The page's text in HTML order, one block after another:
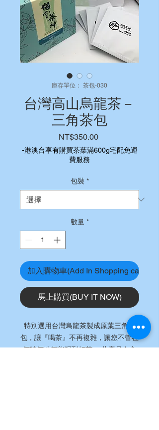
庫存單位： 茶包-030
台灣高山烏龍茶－
三角茶包
NT$350.00價
格
-港澳台享有購買茶葉滿600g宅配免運
費服務
包裝 *
數量 *
加入購物車(Add In Shopping cart)
馬上購買(BUY IT NOW)
特別選用台灣烏龍茶製成原葉三角茶
包，讓『喝茶』不再複雜，讓您不管在
何時何地都能喝到好茶。 此產品內含